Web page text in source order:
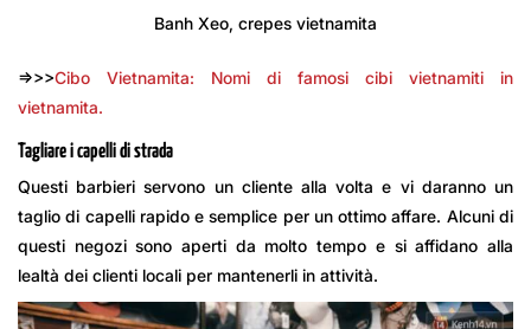
Banh Xeo, crepes vietnamita
=>>>Cibo Vietnamita: Nomi di famosi cibi vietnamiti in
vietnamita.
Tagliare i capelli di strada
Questi barbieri servono un cliente alla volta e vi daranno un
taglio di capelli rapido e semplice per un ottimo affare. Alcuni di
questi negozi sono aperti da molto tempo e si affidano alla
lealtà dei clienti locali per mantenerli in attività.